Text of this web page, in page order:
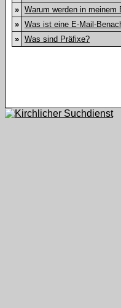
» Warum werden in meinem
» Was ist eine E-Mail-
» Was sind Präfixe?